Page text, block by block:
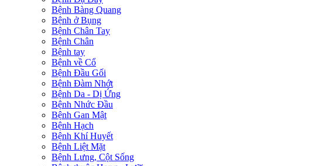
Bệnh Bàng Quang
Bệnh ở Bụng
Bệnh Chân Tay
Bệnh Chân
Bệnh tay
Bệnh về Cổ
Bệnh Đầu Gối
Bệnh Đàm Nhớt
Bệnh Da - Dị Ứng
Bệnh Nhức Đầu
Bệnh Gan Mật
Bệnh Hạch
Bệnh Khí Huyết
Bệnh Liệt Mặt
Bệnh Lưng, Cột Sống